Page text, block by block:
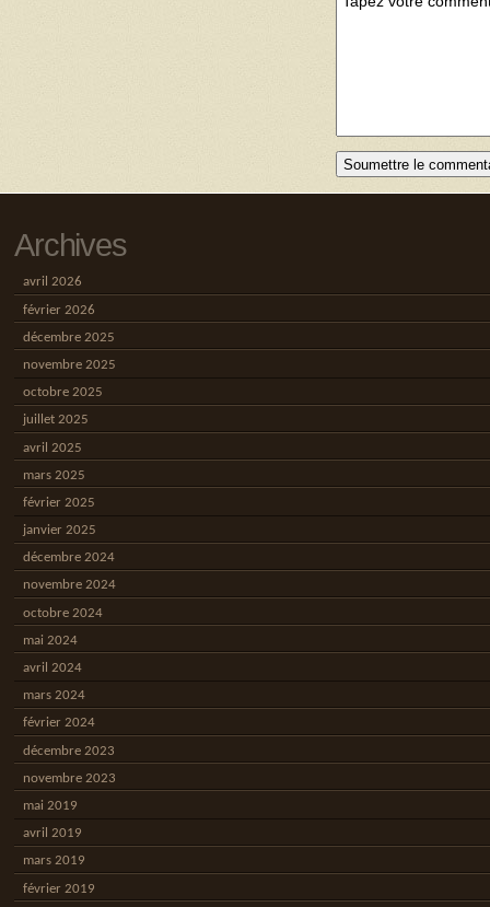
Archives
avril 2026
février 2026
décembre 2025
novembre 2025
octobre 2025
juillet 2025
avril 2025
mars 2025
février 2025
janvier 2025
décembre 2024
novembre 2024
octobre 2024
mai 2024
avril 2024
mars 2024
février 2024
décembre 2023
novembre 2023
mai 2019
avril 2019
mars 2019
février 2019